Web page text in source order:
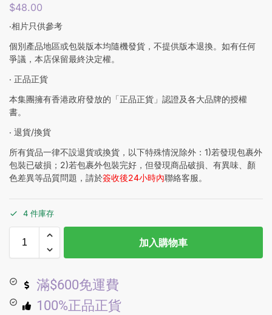
$48.00
‧相片只供參考
個別產品地區或包裝版本均隨機發貨，不提供版本退換。如有任何
爭議，本店保留最終決定權。
‧ 正品正貨
本集團擁有香港政府發放的「正品正貨」認證及各大品牌的授權
書。
‧ 退貨/換貨
所有貨品一律不設退貨或換貨，以下特殊情況除外：1)若發現包裹外
包裝已破損；2)若包裹外包裝完好，但發現商品破損、有異味、顏
色差異等品質問題，請於簽收後24小時內聯絡客服。
4 件庫存
加入購物車
滿$600免運費
100%正品正貨